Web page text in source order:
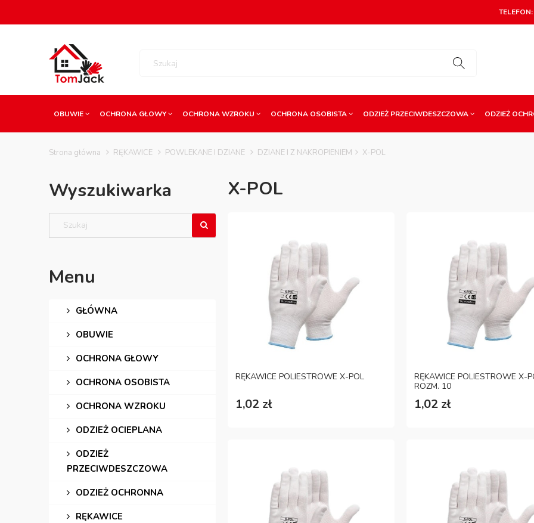
OBUWIE OCHRONA GŁOWY OCHRONA WZROKU OCHRONA OSOBISTA ODZIEŻ PRZECIWDESZCZOWA ODZIEŻ
Strona główna RĘKAWICE POWLEKANE I DZIANE DZIANE I Z NAKROPIENIEM X-POL
Wyszukiwarka
Menu
GŁÓWNA
OBUWIE
OCHRONA GŁOWY
OCHRONA OSOBISTA
OCHRONA WZROKU
ODZIEŻ OCIEPLANA
ODZIEŻ
PRZECIWDESZCZOWA
ODZIEŻ OCHRONNA
RĘKAWICE
X-POL
RĘKAWICE POLIESTROWE X-POL
1,02 zł
RĘKAWICE POLIESTROWE X-
ROZM. 10
1,02 zł